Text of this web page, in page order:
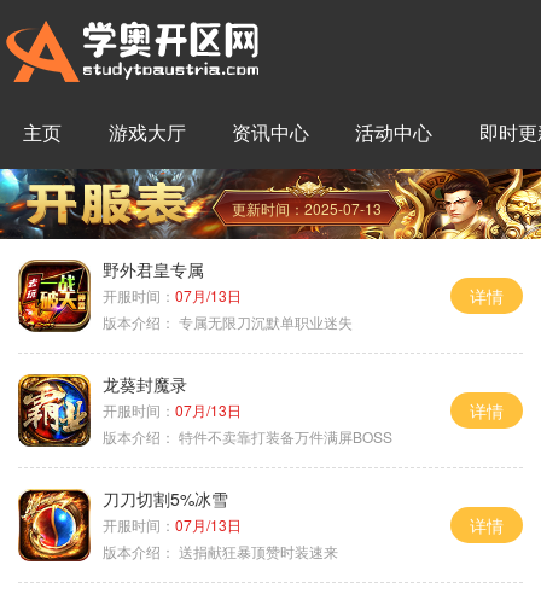
主页 游戏大厅 资讯中心 活动中心 即时
更新时间：2025-07-13
野外君皇专属
开服时间： 07月/13日
版本介绍： 专属无限刀沉默单职业迷失
详情
龙葵封魔录
开服时间： 07月/13日
版本介绍： 特件不卖靠打装备万件满屏BOSS
详情
刀刀切割5%冰雪
开服时间： 07月/13日
版本介绍： 送捐献狂暴顶赞时装速来
详情